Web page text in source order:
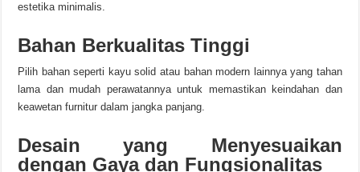
estetika minimalis.
Bahan Berkualitas Tinggi
Pilih bahan seperti kayu solid atau bahan modern lainnya yang tahan
lama dan mudah perawatannya untuk memastikan keindahan dan
keawetan furnitur dalam jangka panjang.
Desain yang Menyesuaikan
dengan Gaya dan Fungsionalitas